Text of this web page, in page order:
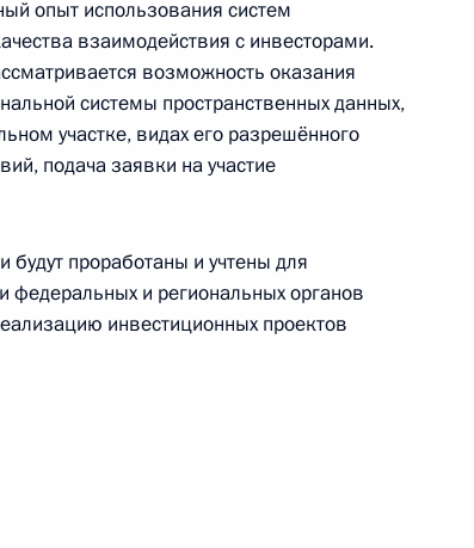
опыт использования систем
взаимодействия с инвесторами.
возможность оказания
системы пространственных данных,
участке, видах его разрешённого
подача заявки на участие
проработаны и учтены для
федеральных и региональных органов
инвестиционных проектов